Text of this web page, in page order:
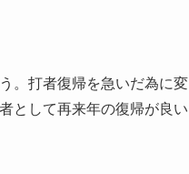
。打者復帰を急いだ為に変
として再来年の復帰が良い